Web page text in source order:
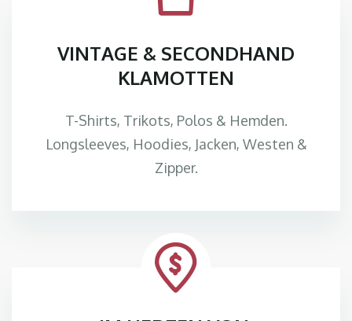
VINTAGE & SECONDHAND
KLAMOTTEN
T-Shirts, Trikots, Polos & Hemden.
Longsleeves, Hoodies, Jacken, Westen &
Zipper.